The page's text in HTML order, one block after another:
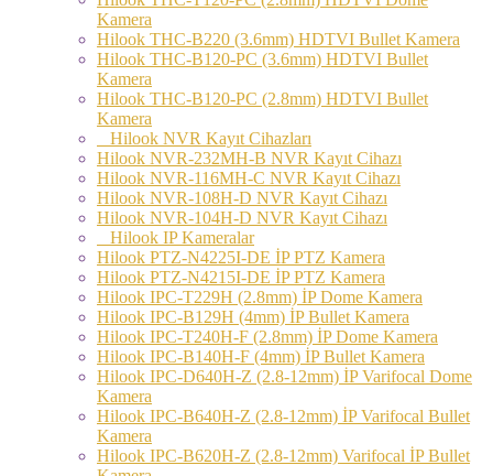
Kamera
Hilook THC-B220 (3.6mm) HDTVI Bullet Kamera
Hilook THC-B120-PC (3.6mm) HDTVI Bullet
Kamera
Hilook THC-B120-PC (2.8mm) HDTVI Bullet
Kamera
Hilook NVR Kayıt Cihazları
Hilook NVR-232MH-B NVR Kayıt Cihazı
Hilook NVR-116MH-C NVR Kayıt Cihazı
Hilook NVR-108H-D NVR Kayıt Cihazı
Hilook NVR-104H-D NVR Kayıt Cihazı
Hilook IP Kameralar
Hilook PTZ-N4225I-DE İP PTZ Kamera
Hilook PTZ-N4215I-DE İP PTZ Kamera
Hilook IPC-T229H (2.8mm) İP Dome Kamera
Hilook IPC-B129H (4mm) İP Bullet Kamera
Hilook IPC-T240H-F (2.8mm) İP Dome Kamera
Hilook IPC-B140H-F (4mm) İP Bullet Kamera
Hilook IPC-D640H-Z (2.8-12mm) İP Varifocal Dome
Kamera
Hilook IPC-B640H-Z (2.8-12mm) İP Varifocal Bullet
Kamera
Hilook IPC-B620H-Z (2.8-12mm) Varifocal İP Bullet